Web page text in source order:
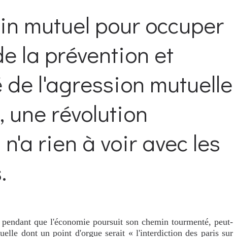
mutuel pour occuper
la prévention et
l'agression mutuelle
révolution
rien à voir avec les
que l'économie poursuit son chemin tourmenté, peut-
dont un point d'orgue serait « l'interdiction des paris sur